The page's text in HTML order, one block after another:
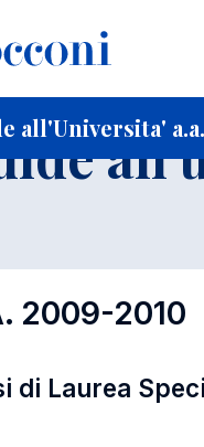
all'Universita'
Per studenti iscritti
2009-2010
di Laurea